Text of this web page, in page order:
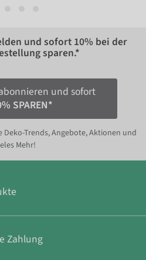
und sofort 10% bei der
sparen.*
und sofort
SPAREN*
Trends, Angebote, Aktionen und
Mehr!
Zahlung